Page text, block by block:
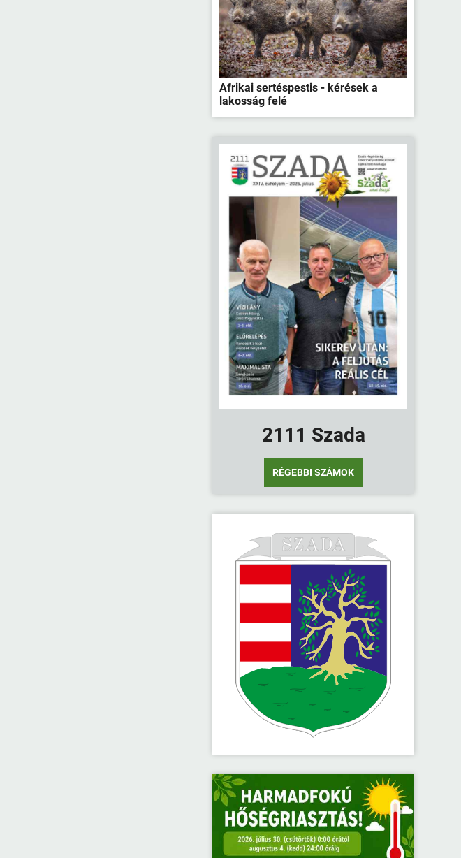
Afrikai sertéspestis - kérések a
lakosság felé
2111 Szada
RÉGEBBI SZÁMOK